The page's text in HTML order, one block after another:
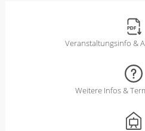
Veranstaltungsinfo &
Weitere Infos &